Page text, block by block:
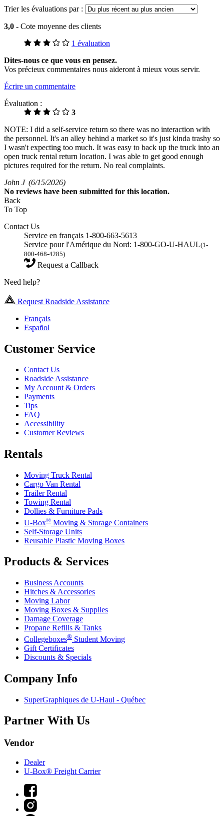
Trier les évaluations par :
3,0 - Cote moyenne des clients
1 évaluation
Dites-nous ce que vous en pensez.
Vos précieux commentaires nous aideront à mieux vous servir.
Écrire un commentaire
Évaluation :
3
NOTE: I did a self-service return so there was no interaction with
the personnel. It's an alley behind a market so it's just kinda trashy so
I wasn't expecting too much. It was easy to back up the truck into an
open truck rental return location. I was able to get good enough
pictures required for the return. No real complaints.
John J (6/15/2026)
No reviews have been submitted for this location.
Back
To Top
Contact Us
Service en français 1-800-663-5613
Service pour l'Amérique du Nord: 1-800-GO-U-HAUL(1-
800-468-4285)
Request a Callback
Need help?
Request Roadside Assistance
Français
Español
Customer Service
Contact Us
Roadside Assistance
My Account & Orders
Payments
Tips
FAQ
Accessibility
Customer Reviews
Rentals
Moving Truck Rental
Cargo Van Rental
Trailer Rental
Towing Rental
Dollies & Furniture Pads
U-Box® Moving & Storage Containers
Self-Storage Units
Reusable Plastic Moving Boxes
Products & Services
Business Accounts
Hitches & Accessories
Moving Labor
Moving Boxes & Supplies
Damage Coverage
Propane Refills & Tanks
Collegeboxes® Student Moving
Gift Certificates
Discounts & Specials
Company Info
SuperGraphiques de U-Haul - Québec
Partner With Us
Vendor
Dealer
U-Box® Freight Carrier